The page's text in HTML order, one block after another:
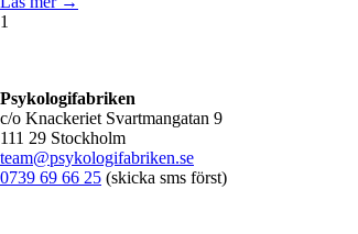
1
Psykologifabriken
c/o Knackeriet Svartmangatan 9
111 29 Stockholm
team@psykologifabriken.se
0739 69 66 25 (skicka sms först)